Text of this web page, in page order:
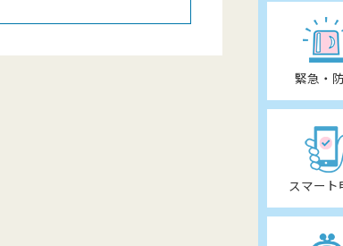
緊急・
スマート